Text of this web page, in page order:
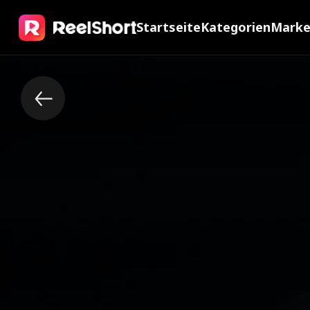
StartseiteKategorienMarke